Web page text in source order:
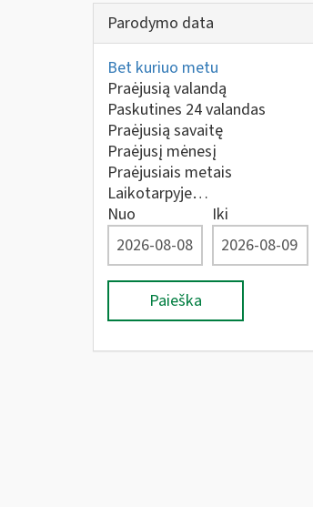
Parodymo data
Bet kuriuo metu
Praėjusią valandą
Paskutines 24 valandas
Praėjusią savaitę
Praėjusį mėnesį
Praėjusiais metais
Laikotarpyje…
Nuo
Iki
Paieška